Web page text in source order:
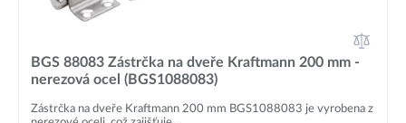
BGS 88083 Zástrčka na dveře Kraftmann 200 mm -
nerezová ocel (BGS1088083)
Zástrčka na dveře Kraftmann 200 mm BGS1088083 je vyrobena z